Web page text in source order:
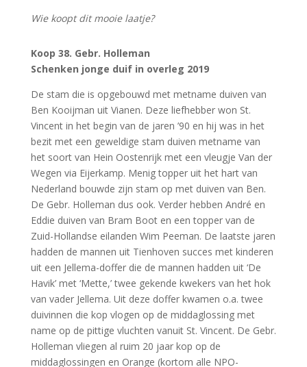
Wie koopt dit mooie laatje?
Koop 38. Gebr. Holleman
Schenken jonge duif in overleg 2019
De stam die is opgebouwd met metname duiven van
Ben Kooijman uit Vianen. Deze liefhebber won St.
Vincent in het begin van de jaren ’90 en hij was in het
bezit met een geweldige stam duiven metname van
het soort van Hein Oostenrijk met een vleugje Van der
Wegen via Eijerkamp. Menig topper uit het hart van
Nederland bouwde zijn stam op met duiven van Ben.
De Gebr. Holleman dus ook. Verder hebben André en
Eddie duiven van Bram Boot en een topper van de
Zuid-Hollandse eilanden Wim Peeman. De laatste jaren
hadden de mannen uit Tienhoven succes met kinderen
uit een Jellema-doffer die de mannen hadden uit ‘De
Havik’ met ‘Mette,’ twee gekende kwekers van het hok
van vader Jellema. Uit deze doffer kwamen o.a. twee
duivinnen die kop vlogen op de middaglossing met
name op de pittige vluchten vanuit St. Vincent. De Gebr.
Holleman vliegen al ruim 20 jaar kop op de
middaglossingen en Orange (kortom alle NPO-